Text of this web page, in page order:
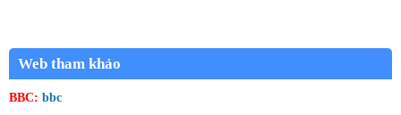
Web tham khảo
BBC: bbc